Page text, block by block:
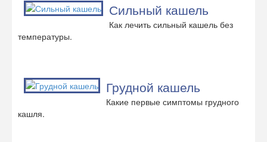
Сильный кашель
Как лечить сильный кашель без
температуры.
Грудной кашель
Какие первые симптомы грудного
кашля.